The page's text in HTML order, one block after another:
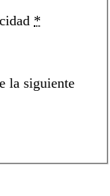
*
la siguiente